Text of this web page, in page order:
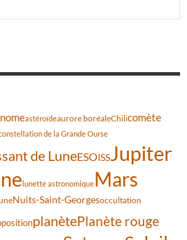
astéroïdeaurore boréaleChilicomète
de la Grande Ourse
de LuneESOISSJupiter
lunette astronomiqueMars
Nuits-Saint-Georgesoccultation
planètePlanète rouge